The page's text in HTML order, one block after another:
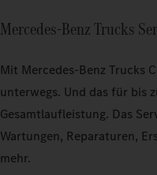
Mercedes-Benz Trucks
Mit Mercedes‑Benz Trucks
unterwegs. Und das für bis
Gesamtlaufleistung. Das
Wartungen, Reparaturen,
mehr.